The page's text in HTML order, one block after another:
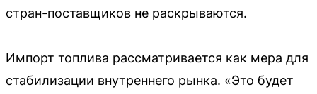
стран-поставщиков не раскрываются.
Импорт топлива рассматривается как мера для
стабилизации внутреннего рынка. «Это будет